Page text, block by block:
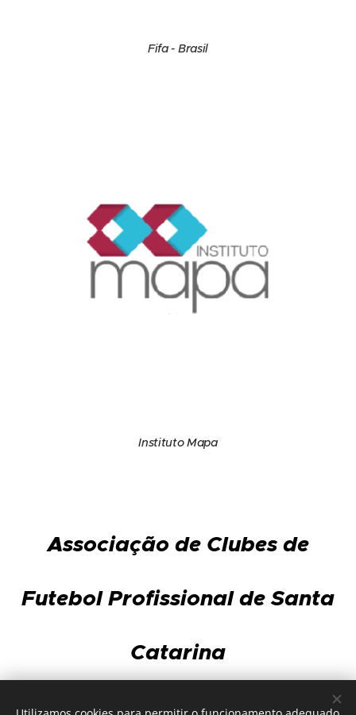
Fifa - Brasil
Instituto Mapa
Associação de Clubes de
Futebol Profissional de Santa
Catarina
Av. Gov. Ivo Silveira, 3.568 - sala 101 - Capoeiras